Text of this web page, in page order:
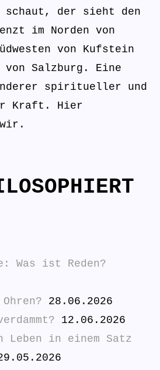
schaut, der sieht den
im Norden von
von Kufstein
von Salzburg. Eine
spiritueller und
Kraft. Hier
Was ist Reden?
28.06.2026
12.06.2026
Leben in einem Satz